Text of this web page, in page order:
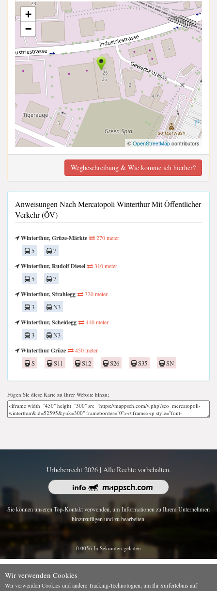
+
−
©OpenStreetMapcontributors
Wegbeschreibung & Wie komme ich hierher?
Anweisungen Nach Mercatopoli Winterthur Mit Öffentlicher
Verkehr (ÖV)
Winterthur, Grüze-Märkte 270 meter
5
7
Winterthur, Rudolf Diesel
310 meter
5
7
Winterthur, Strahlegg
320 meter
3
N3
Winterthur, Scheidegg
410 meter
3
N3
Winterthur Grüze
450 meter
S S11 S12 S26 S35 SN
Fügen Sie diese Karte zu Ihrer Website hinzu;
Urheberrecht 2026 | Alle Rechte vorbehalten.
Sie können unseren Top-Kontakt verwenden, um Informationen zu Ihrem Unternehmen
hinzuzufügen und zu bearbeiten.
0.0056 In Sekunden geladen
Wir verwenden Cookies
Wir verwenden Cookies und andere Tracking-Technologien, um Ihr Surferlebnis auf